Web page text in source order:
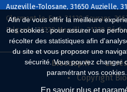
Afin de vous offrir la meilleure
des cookies : pour assurer une
récolter des statistiques afin
du site et vous proposer une
sécurité. Vous pouvez changer
paramétrant vos
En savoir plus et
Auzeville-Tolosane, 31650 Auzielle,
Clermont-le-Fort, 31120 Goyrans,
Falgarde, 31320 Mervilla, 31320
Biocoop.fr
Le
Copyright